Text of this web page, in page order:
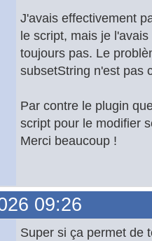
J'avais effectivement
le script, mais je
toujours pas. Le
subsetString n'est pas
Par contre le plugin
script pour le modifier
Merci beaucoup !
09:26
Super si ça permet de